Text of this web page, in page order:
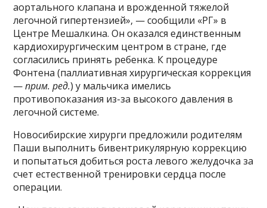
аортального клапана и врожденной тяжелой
легочной гипертензией», — сообщили «РГ» в
Центре Мешалкина. Он оказался единственным
кардиохирургическим центром в стране, где
согласились принять ребенка. К процедуре
Фонтена (паллиативная хирургическая коррекция
—прим. ред.) у мальчика имелись
противопоказания из-за высокого давления в
легочной системе.
Новосибирские хирурги предложили родителям
Паши выполнить бивентрикулярную коррекцию
и попытаться добиться роста левого желудочка за
счет естественной тренировки сердца после
операции.